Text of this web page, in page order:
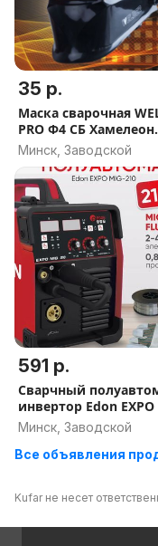
35 р.
Маска сварочная
PRO Ф4 СБ Хамелеон
90x35 мм, DIN 9-13
регул) (удобство и
легкость)
Минск, Заводской
591 р.
Сварчный
инвертор Edon EXPO
210
Минск, Заводской
Все объявления
Kufar не несет